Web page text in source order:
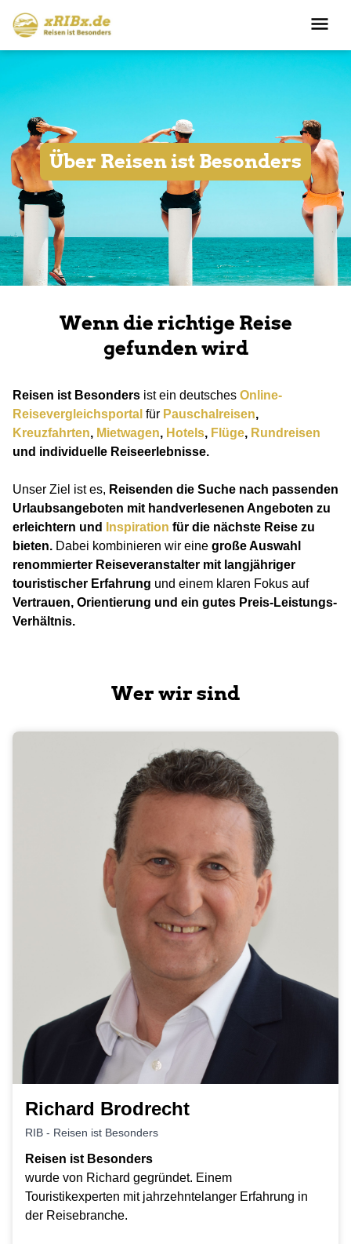
Über Reisen ist Besonders
Wenn die richtige Reise
gefunden wird
Reisen ist Besonders ist ein deutsches Online-
Reisevergleichsportal für Pauschalreisen,
Kreuzfahrten, Mietwagen, Hotels, Flüge, Rundreisen
und individuelle Reiseerlebnisse.
Unser Ziel ist es, Reisenden die Suche nach passenden
Urlaubsangeboten mit handverlesenen Angeboten zu
erleichtern und
Inspiration für die nächste Reise zu
bieten. Dabei kombinieren wir eine große Auswahl
renommierter Reiseveranstalter mit langjähriger
touristischer Erfahrung und einem klaren Fokus auf
Vertrauen, Orientierung und ein gutes Preis-Leistungs-
Verhältnis.
Wer wir sind
Richard Brodrecht
RIB - Reisen ist Besonders
Reisen ist Besonders
wurde von Richard gegründet. Einem
Touristikexperten mit jahrzehntelanger Erfahrung in
der Reisebranche.